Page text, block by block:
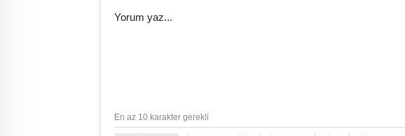
En az 10 karakter gerekli